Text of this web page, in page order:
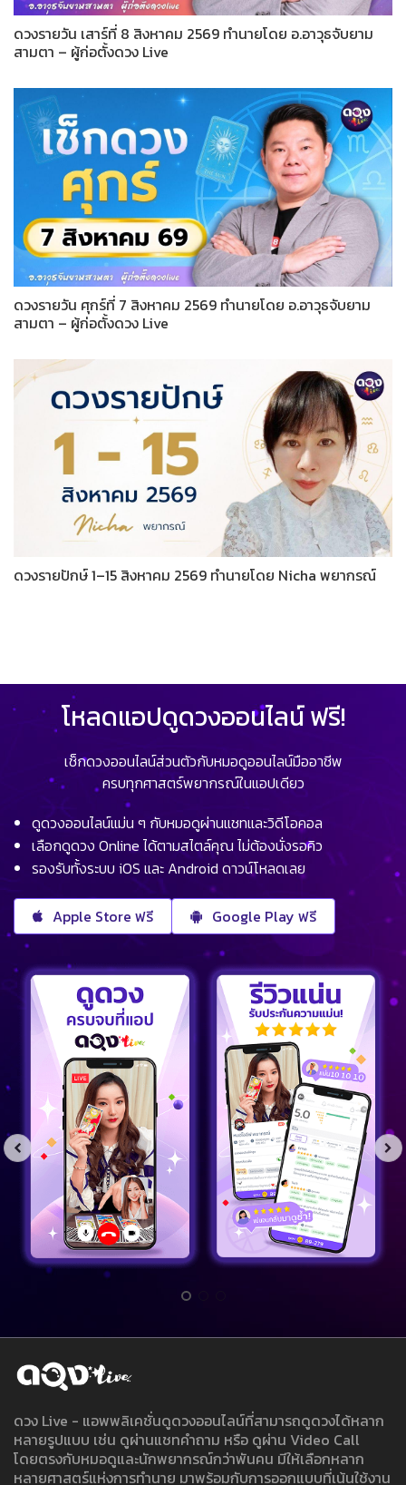
ดวงรายวัน เสาร์ที่ 8 สิงหาคม 2569 ทำนายโดย อ.อาวุธจับยาม
สามตา – ผู้ก่อตั้งดวง Live
ดวงรายวัน ศุกร์ที่ 7 สิงหาคม 2569 ทำนายโดย อ.อาวุธจับยาม
สามตา – ผู้ก่อตั้งดวง Live
ดวงรายปักษ์ 1–15 สิงหาคม 2569 ทำนายโดย Nicha พยากรณ์
โหลดแอปดูดวงออนไลน์ ฟรี!
เช็กดวงออนไลน์ส่วนตัวกับหมอดูออนไลน์มืออาชีพ
ครบทุกศาสตร์พยากรณ์ในแอปเดียว
ดูดวงออนไลน์แม่น ๆ กับหมอดูผ่านแชทและวิดีโอคอล
เลือกดูดวง Online ได้ตามสไตล์คุณ ไม่ต้องนั่งรอคิว
รองรับทั้งระบบ iOS และ Android ดาวน์โหลดเลย
Apple Store ฟรี Google Play ฟรี
ดวง Live - แอพพลิเคชั่นดูดวงออนไลน์ที่สามารถดูดวงได้หลาก
หลายรูปแบบ เช่น ดูผ่านแชทคำถาม หรือ ดูผ่าน Video Call
โดยตรงกับหมอดูและนักพยากรณ์กว่าพันคน มีให้เลือกหลาก
หลายศาสตร์แห่งการทำนาย มาพร้อมกับการออกแบบที่เน้นใช้งาน